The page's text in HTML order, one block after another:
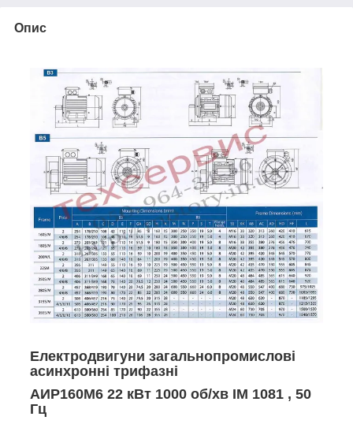
Опис
Електродвигуни загальнопромислові
асинхронні трифазні
АИР160М6 22 кВт 1000 об/хв ІМ 1081 , 50
Гц